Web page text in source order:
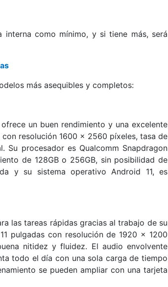
como mínimo, y si tiene más, será
más asequibles y completos:
un buen rendimiento y una excelente
resolución 1600 x 2560 píxeles, tasa de
Su procesador es Qualcomm Snapdragon
de 128GB o 256GB, sin posibilidad de
y su sistema operativo Android 11, es
las tareas rápidas gracias al trabajo de su
pulgadas con resolución de 1920 x 1200
nitidez y fluidez. El audio envolvente
todo el día con una sola carga de tiempo
se pueden ampliar con una tarjeta